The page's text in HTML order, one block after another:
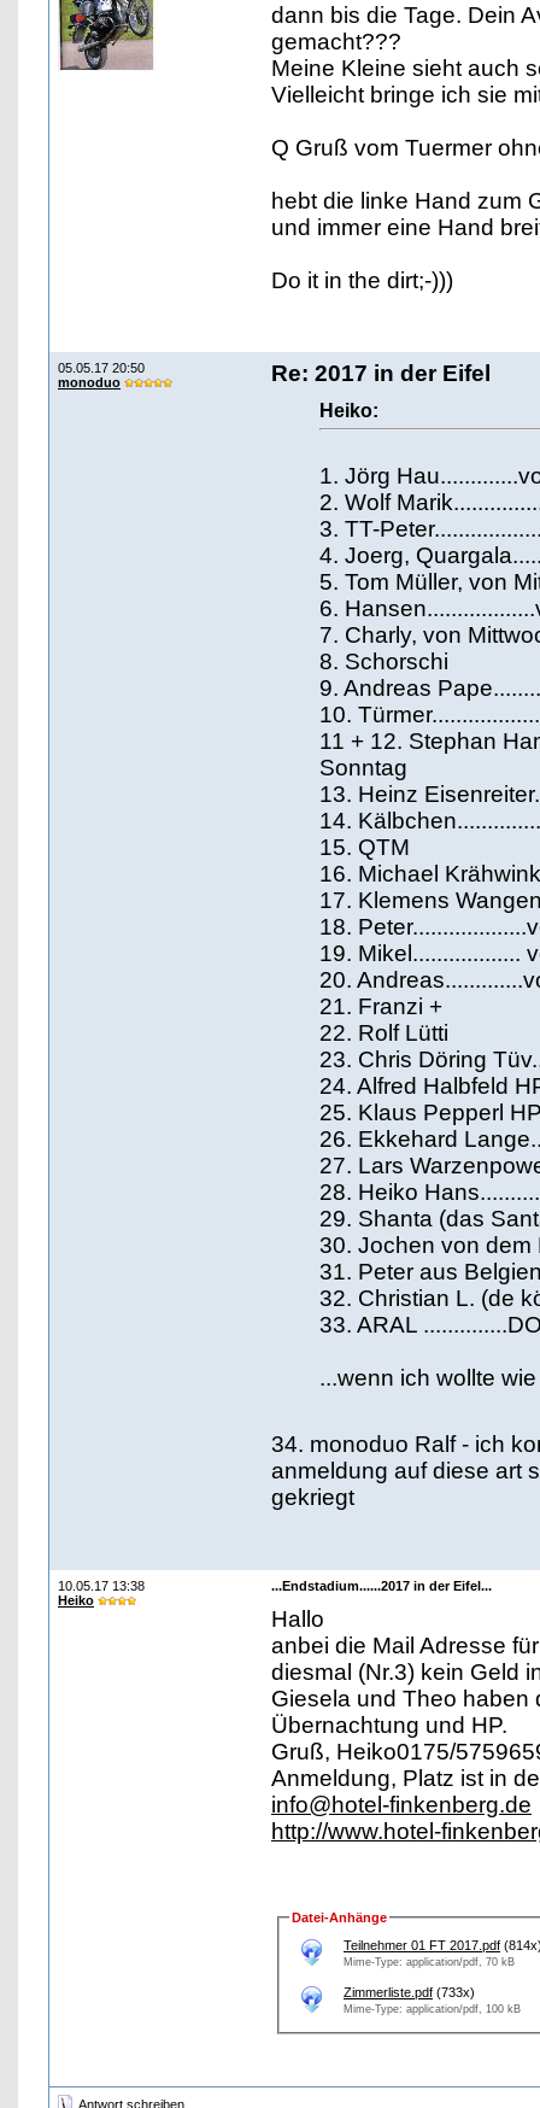
dann bis die Tage. Dein
gemacht???
Meine Kleine sieht auch
Vielleicht bringe ich sie
Q Gruß vom Tuermer
hebt die linke Hand zum
und immer eine Hand
Do it in the dirt;-)))
05.05.17 20:50
monoduo
Re: 2017 in der Eifel
Heiko:
1. Jörg
2. Wolf
3. TT-
4. Joerg,
5. Tom Müller, von
6.
7. Charly, von
8. Schorschi
9. Andreas
10.
11 + 12. Stephan
Sonntag
13. Heinz
14.
15. QTM
16. Michael
17. Klemens
18.
19. Mikel..................
20.
21. Franzi +
22. Rolf Lütti
23. Chris Döring
24. Alfred Halbfeld
25. Klaus Pepperl
26. Ekkehard
27. Lars
28. Heiko
29. Shanta (das
30. Jochen von dem
31. Peter aus
32. Christian L. (de
33. ARAL
...wenn ich wollte
34. monoduo Ralf - ich
anmeldung auf diese art
gekriegt
10.05.17 13:38
Heiko
...Endstadium......2017 in der Eifel...
Hallo
anbei die Mail Adresse
diesmal (Nr.3) kein Geld
Giesela und Theo haben
Übernachtung und HP.
Gruß, Heiko0175/
Anmeldung, Platz ist in
info@hotel-finkenberg.de
http://www.hotel-
Datei-Anhänge
Teilnehmer 01 FT 2017.pdf
Mime-Type: application/pdf, 70 kB
Zimmerliste.pdf (733x)
Mime-Type: application/pdf, 100 kB
Antwort schreiben